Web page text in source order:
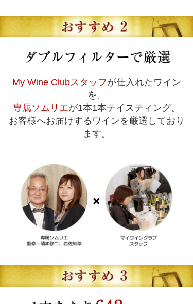
My Wine Clubスタッフが仕入れたワイン
を、
専属ソムリエが1本1本テイスティング。
お客様へお届けするワインを厳選しており
ます。